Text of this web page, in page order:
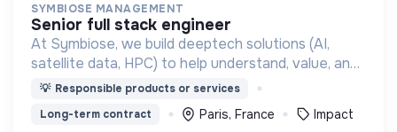
SYMBIOSE MANAGEMENT
senior full stack engineer
At Symbiose, we build deeptech solutions (AI,
satellite data, HPC) to help understand, value, and
protect forests, enabling better decisions for
🛰️
💡 Responsible products or services
Long-term contract
Paris, France Impact